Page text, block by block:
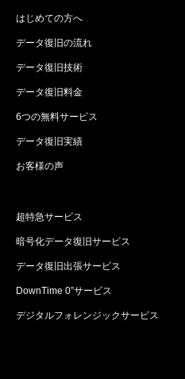
はじめての方へ
データ復旧の流れ
データ復旧技術
データ復旧料金
6つの無料サービス
データ復旧実績
お客様の声
超特急サービス
暗号化データ復旧サービス
データ復旧出張サービス
DownTime 0”サービス
デジタルフォレンジックサービス